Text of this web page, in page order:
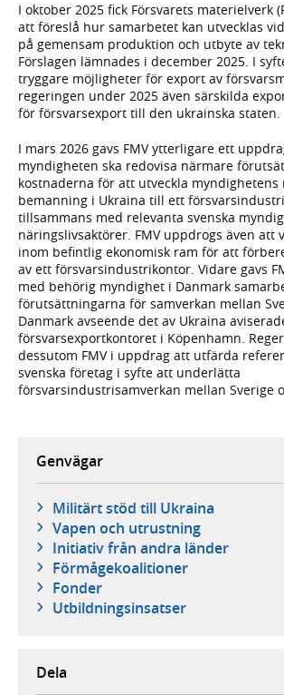
I oktober 2025 fick Försvarets materielverk
att föreslå hur samarbetet kan utvecklas
på gemensam produktion och utbyte av
Förslagen lämnades i december 2025. I
tryggare möjligheter för export av
regeringen under 2025 även särskilda
för försvarsexport till den ukrainska staten.
I mars 2026 gavs FMV ytterligare ett
myndigheten ska redovisa närmare
kostnaderna för att utveckla myndighetens
bemanning i Ukraina till ett
tillsammans med relevanta svenska
näringslivsaktörer. FMV uppdrogs även att
inom befintlig ekonomisk ram för att
av ett försvarsindustrikontor. Vidare gavs
med behörig myndighet i Danmark
förutsättningarna för samverkan mellan
Danmark avseende det av Ukraina
försvarsexportkontoret i Köpenhamn.
dessutom FMV i uppdrag att utfärda
svenska företag i syfte att underlätta
försvarsindustrisamverkan mellan Sverige
Genvägar
Militärt stöd till Ukraina
Vapen och utrustning
Initiativ från andra länder
Förmågekoalitioner
Fonder
Utbildningsinsatser
Dela